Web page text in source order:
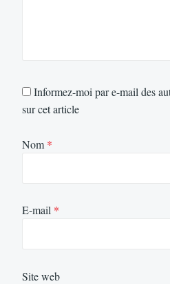
Informez-moi par e-mail des
sur cet article
Nom *
E-mail *
Site web